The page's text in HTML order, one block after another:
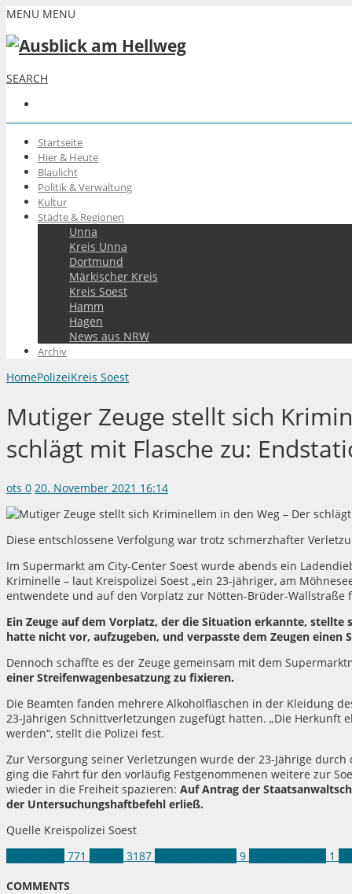
MENU MENU
SEARCH
Startseite
Hier & Heute
Blaulicht
Politik & Verwaltung
Kultur
Städte & Regionen
Unna
Kreis Unna
Dortmund
Märkischer Kreis
Kreis Soest
Hamm
Hagen
News aus NRW
Archiv
HomePolizeiKreis Soest
Mutiger Zeuge stellt sich
schlägt mit Flasche zu:
ots 0 20. November 2021 16:14
Diese entschlossene Verfolgung war trotz schmerzhafter
Im Supermarkt am City-Center Soest wurde abends ein
Kriminelle – laut Kreispolizei Soest „ein 23-jähriger, am
entwendete und auf den Vorplatz zur Nötten-Brüder-Wallstraße
Ein Zeuge auf dem Vorplatz, der die Situation erkannte,
hatte nicht vor, aufzugeben, und verpasste dem Zeugen einen
Dennoch schaffte es der Zeuge gemeinsam mit dem
einer Streifenwagenbesatzung zu fixieren.
Die Beamten fanden mehrere Alkoholflaschen in der Kleidung
23-Jährigen Schnittverletzungen zugefügt hatten. „Die
werden“, stellt die Polizei fest.
Zur Versorgung seiner Verletzungen wurde der 23-Jährige
ging die Fahrt für den vorläufig Festgenommenen weitere zur
wieder in die Freiheit spazieren: Auf Antrag der
der Untersuchungshaftbefehl erließ.
Quelle Kreispolizei Soest
771 3187 9 1
COMMENTS